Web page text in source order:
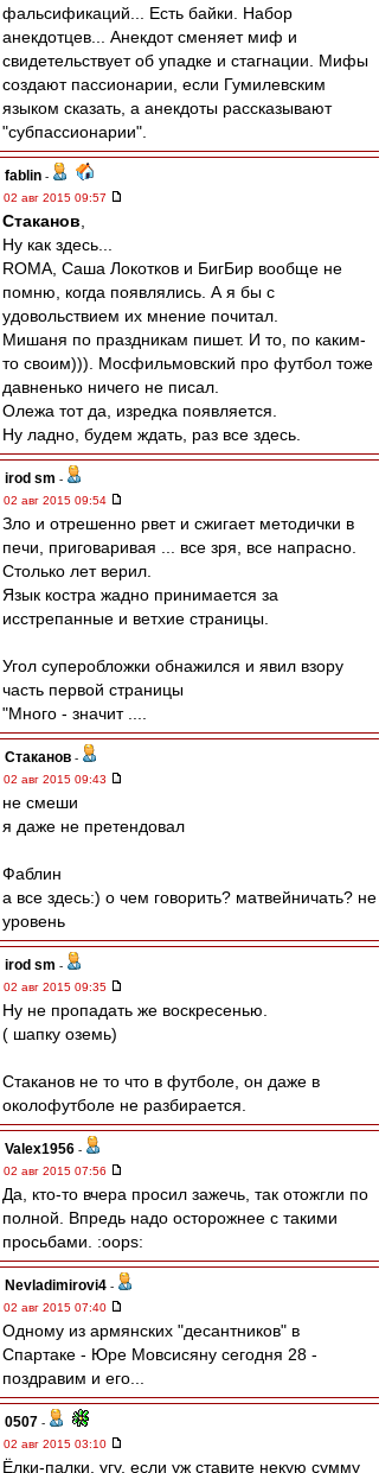
фальсификаций... Есть байки. Набор
анекдотцев... Анекдот сменяет миф и
свидетельствует об упадке и стагнации. Мифы
создают пассионарии, если Гумилевским
языком сказать, а анекдоты рассказывают
"субпассионарии".
fablin -
02 авг 2015 09:57
Cтаканов
Ну как здесь...
ROMA, Саша Локотков и БигБир вообще не
помню, когда появлялись. А я бы с
удовольствием их мнение почитал.
Мишаня по праздникам пишет. И то, по каким-
то своим))). Мосфильмовский про футбол тоже
давненько ничего не писал.
Олежа тот да, изредка появляется.
Ну ладно, будем ждать, раз все здесь.
irod sm -
02 авг 2015 09:54
Зло и отрешенно рвет и сжигает методички в
печи, приговаривая ... все зря, все напрасно.
Столько лет верил.
Язык костра жадно принимается за
исстрепанные и ветхие страницы.
Угол суперобложки обнажился и явил взору
часть первой страницы
"Много - значит ....
Cтаканов -
02 авг 2015 09:43
не смеши
я даже не претендовал
Фаблин
а все здесь:) о чем говорить? матвейничать? не
уровень
irod sm -
02 авг 2015 09:35
Ну не пропадать же воскресенью.
( шапку оземь)
Стаканов не то что в футболе, он даже в
околофутболе не разбирается.
Valex1956 -
02 авг 2015 07:56
Да, кто-то вчера просил зажечь, так отожгли по
полной. Впредь надо осторожнее с такими
просьбами. :oops:
Nevladimirovi4 -
02 авг 2015 07:40
Одному из армянских "десантников" в
Спартаке - Юре Мовсисяну сегодня 28 -
поздравим и его...
0507 -
02 авг 2015 03:10
Ёлки-палки, угу, если уж ставите некую сумму